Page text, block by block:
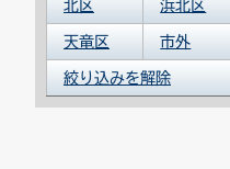
北区 浜北区
天竜区 市外
絞り込みを解除